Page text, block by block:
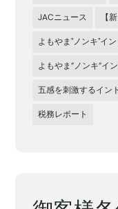
JACニュース 【
よもやま"ノンキ"イ
よもやま”ノンキ”イ
五感を刺激するイン
税務レポート